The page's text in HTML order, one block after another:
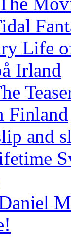
Life
Irland
Finland
and